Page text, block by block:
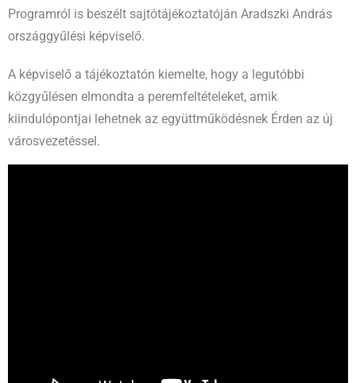
Programról is beszélt sajtótájékoztatóján Aradszki András
országgyűlési képviselő.
A képviselő a tájékoztatón kiemelte, hogy a legutóbbi
közgyűlésen elmondta a peremfeltételeket, amik
kiindulópontjai lehetnek az együttműködésnek Érden az új
városvezetéssel.